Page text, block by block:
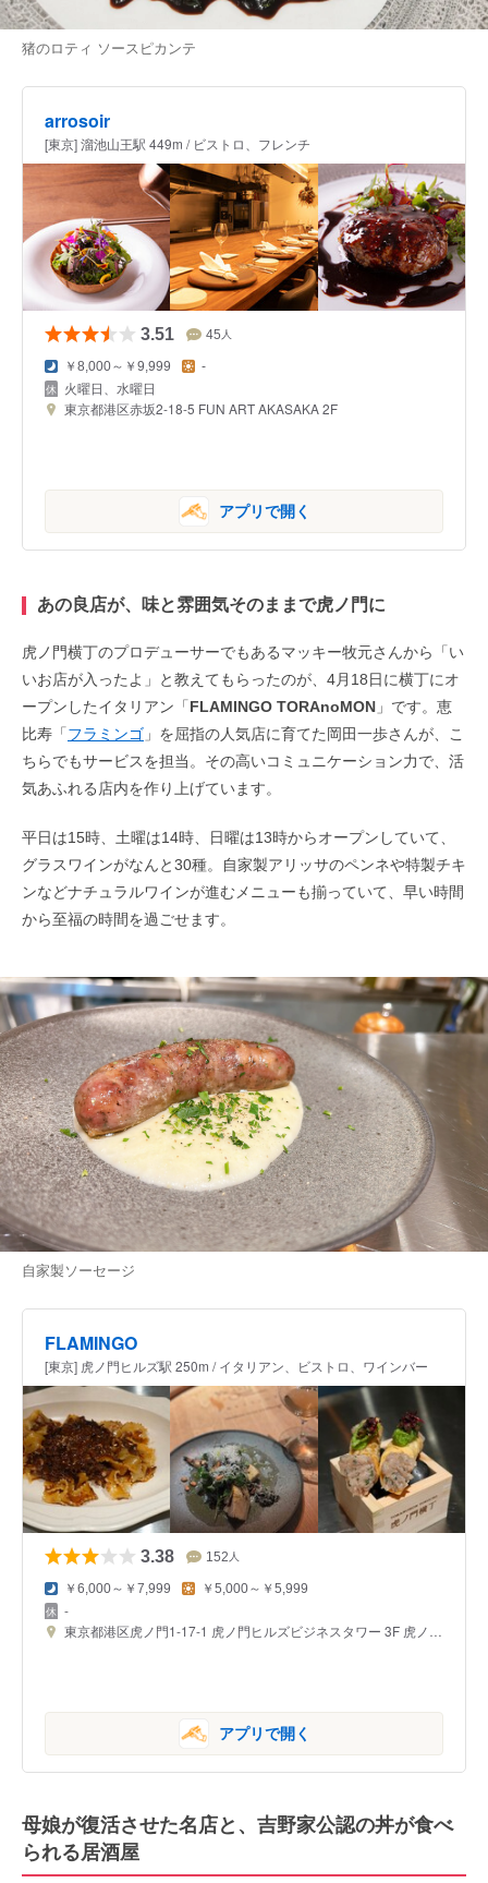
猪のロティ ソースピカンテ
arrosoir
[東京] 溜池山王駅 449m / ビストロ、フレンチ
3.51 45 人
￥8,000～￥9,999 -
火曜日、水曜日
東京都港区赤坂2-18-5 FUN ART AKASAKA 2F
アプリで開く
あの良店が、味と雰囲気そのままで虎ノ門に
虎ノ門横丁のプロデューサーでもあるマッキー牧元さんから「い
いお店が入ったよ」と教えてもらったのが、4月18日に横丁にオ
ープンしたイタリアン「FLAMINGO TORAnoMON 」です。恵
比寿「フラミンゴ 」を屈指の人気店に育てた岡田一歩さんが、こ
ちらでもサービスを担当。その高いコミュニケーション力で、活
気あふれる店内を作り上げています。
平日は15時、土曜は14時、日曜は13時からオープンしていて、
グラスワインがなんと30種。自家製アリッサのペンネや特製チキ
ンなどナチュラルワインが進むメニューも揃っていて、早い時間
から至福の時間を過ごせます。
自家製ソーセージ
FLAMINGO
[東京] 虎ノ門ヒルズ駅 250m / イタリアン、ビストロ、ワインバー
3.38 152 人
￥6,000～￥7,999 ￥5,000～￥5,999
-
東京都港区虎ノ門1-17-1 虎ノ門ヒルズビジネスタワー 3F 虎ノ門横丁
アプリで開く
母娘が復活させた名店と、吉野家公認の丼が食べ
られる居酒屋